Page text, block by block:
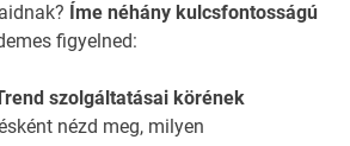
Íme néhány kulcsfontosságú
figyelned:
szolgáltatásai körének
nézd meg, milyen